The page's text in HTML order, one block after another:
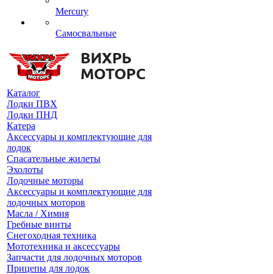
Mercury
Самосвальные
Каталог
Лодки ПВХ
Лодки ПНД
Катера
Аксессуары и комплектующие для
лодок
Спасательные жилеты
Эхолоты
Лодочные моторы
Аксессуары и комплектующие для
лодочных моторов
Масла / Химия
Гребные винты
Снегоходная техника
Мототехника и аксессуары
Запчасти для лодочных моторов
Прицепы для лодок